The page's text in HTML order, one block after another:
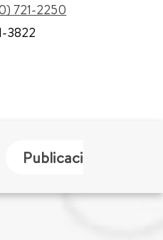
721-2250
3822
Publicaciones